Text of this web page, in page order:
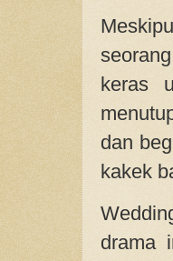
keras
dan
kakek
drama